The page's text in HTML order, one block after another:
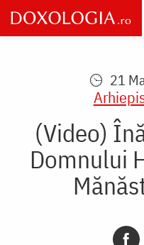
Skip
to
main
21
(Video)
Domnului